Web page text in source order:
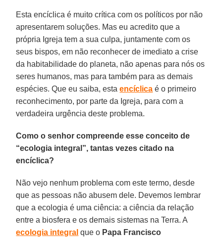
Esta encíclica é muito crítica com os políticos por não
apresentarem soluções. Mas eu acredito que a
própria Igreja tem a sua culpa, juntamente com os
seus bispos, em não reconhecer de imediato a crise
da habitabilidade do planeta, não apenas para nós os
seres humanos, mas para também para as demais
espécies. Que eu saiba, estaencíclica é o primeiro
reconhecimento, por parte da Igreja, para com a
verdadeira urgência deste problema.
Como o senhor compreende esse conceito de
“ecologia integral”, tantas vezes citado na
encíclica?
Não vejo nenhum problema com este termo, desde
que as pessoas não abusem dele. Devemos lembrar
que a ecologia é uma ciência: a ciência da relação
entre a biosfera e os demais sistemas na Terra. A
ecologia integral que o Papa Francisco